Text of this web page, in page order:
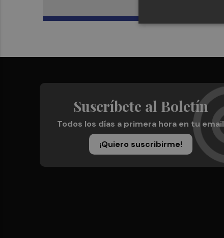
Suscríbete al Boletín
Todos los días a primera hora en tu email
¡Quiero suscribirme!